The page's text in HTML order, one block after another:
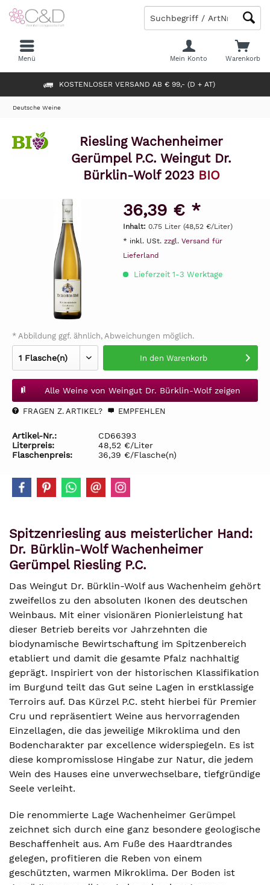
KOSTENLOSER VERSAND AB € 99,- (D + AT)
Warenkorb
Mein Konto
Menü
Deutsche Weine
Riesling Wachenheimer
Gerümpel P.C. Weingut Dr.
Bürklin-Wolf 2023 BIO
36,39 € *
Inhalt: 0.75 Liter (48,52 €/Liter)
* inkl. USt. zzgl. Versand für
Lieferland
Lieferzeit 1-3 Werktage
* Abbildung ggf. ähnlich, Abweichungen möglich.
In den Warenkorb
Alle Weine von Weingut Dr. Bürklin-Wolf zeigen
FRAGEN Z. ARTIKEL? EMPFEHLEN
Artikel-Nr.:
CD66393
Literpreis:
48,52 €/Liter
Flaschenpreis:
36,39 €/Flasche(n)
Spitzenriesling aus meisterlicher Hand:
Dr. Bürklin-Wolf Wachenheimer
Gerümpel Riesling P.C.
Das Weingut Dr. Bürklin-Wolf aus Wachenheim gehört
zweifellos zu den absoluten Ikonen des deutschen
Weinbaus. Mit einer visionären Pionierleistung hat
dieser Betrieb bereits vor Jahrzehnten die
biodynamische Bewirtschaftung im Spitzenbereich
etabliert und damit die gesamte Pfalz nachhaltig
geprägt. Inspiriert von der historischen Klassifikation
im Burgund teilt das Gut seine Lagen in erstklassige
Terroirs auf. Das Kürzel P.C. steht hierbei für Premier
Cru und repräsentiert Weine aus hervorragenden
Einzellagen, die das jeweilige Mikroklima und den
Bodencharakter par excellence widerspiegeln. Es ist
diese kompromisslose Hingabe zur Natur, die jedem
Wein des Hauses eine unverwechselbare, tiefgründige
Seele verleiht.
Die renommierte Lage Wachenheimer Gerümpel
zeichnet sich durch eine ganz besondere geologische
Beschaffenheit aus. Am Fuße des Haardtrandes
gelegen, profitieren die Reben von einem
geschützten, warmen Mikroklima. Der Boden ist